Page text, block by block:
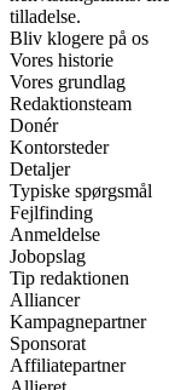
tilladelse.
Bliv klogere på os
Vores historie
Vores grundlag
Redaktionsteam
Donér
Kontorsteder
Detaljer
Typiske spørgsmål
Fejlfinding
Anmeldelse
Jobopslag
Tip redaktionen
Alliancer
Kampagnepartner
Sponsorat
Affiliatepartner